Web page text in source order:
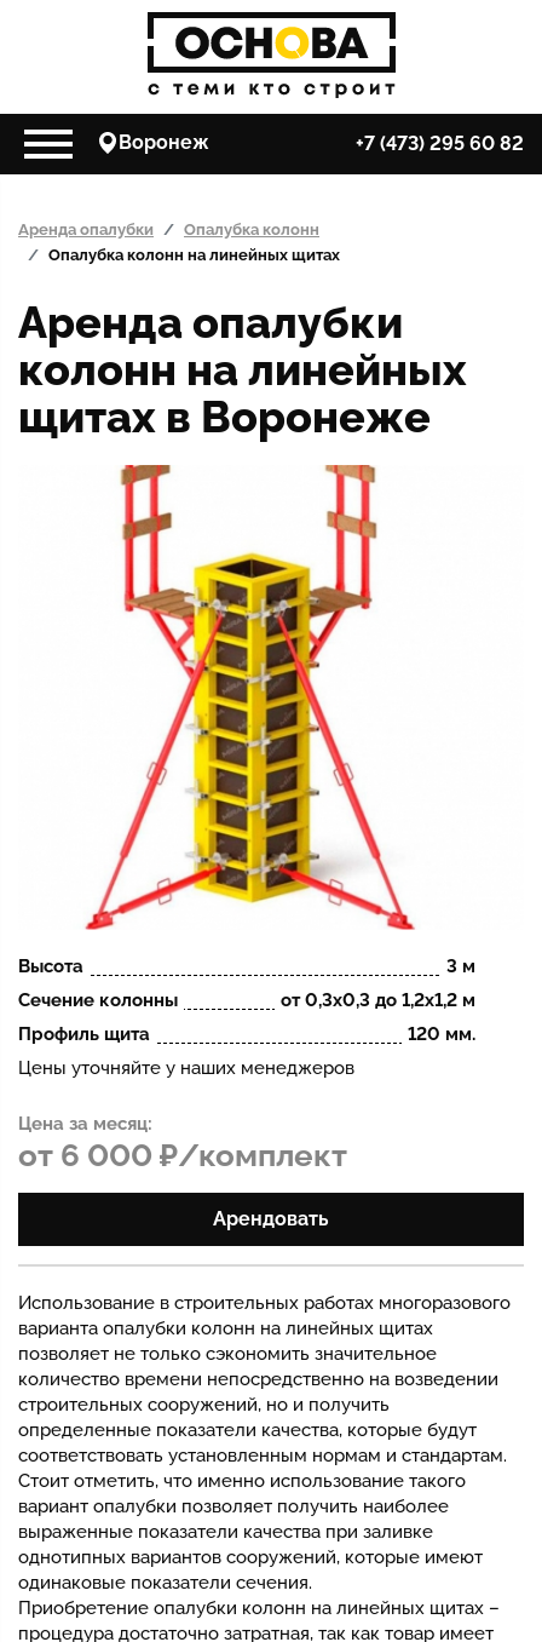
Воронеж +7 (473) 295 60 82
Аренда опалубки
Опалубка колонн
Опалубка колонн на линейных щитах
Аренда опалубки
колонн на линейных
щитах в Воронеже
Высота
3 м
Сечение колонны
от 0,3х0,3 до 1,2х1,2 м
Профиль щита
120 мм.
Цены уточняйте у наших менеджеров
Цена за месяц:
от 6 000 ₽/комплект
Арендовать
Использование в строительных работах многоразового
варианта опалубки колонн на линейных щитах
позволяет не только сэкономить значительное
количество времени непосредственно на возведении
строительных сооружений, но и получить
определенные показатели качества, которые будут
соответствовать установленным нормам и стандартам.
Стоит отметить, что именно использование такого
вариант опалубки позволяет получить наиболее
выраженные показатели качества при заливке
однотипных вариантов сооружений, которые имеют
одинаковые показатели сечения.
Приобретение опалубки колонн на линейных щитах –
процедура достаточно затратная, так как товар имеет